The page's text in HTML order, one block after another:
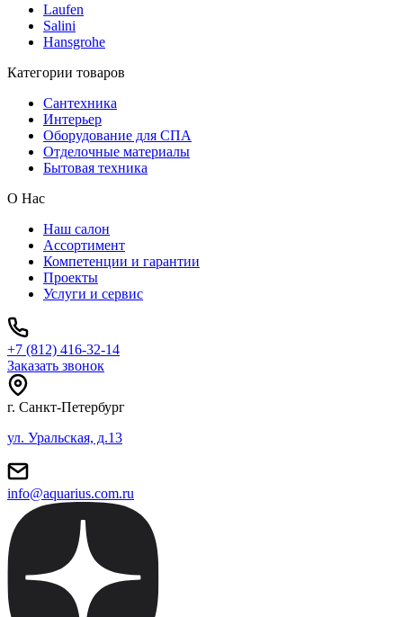
Laufen
Salini
Hansgrohe
Категории товаров
Сантехника
Интерьер
Оборудование для СПА
Отделочные материалы
Бытовая техника
О Нас
Наш салон
Ассортимент
Компетенции и гарантии
Проекты
Услуги и сервис
+7 (812) 416-32-14
Заказать звонок
г. Санкт-Петербург
ул. Уральская, д.13
info@aquarius.com.ru